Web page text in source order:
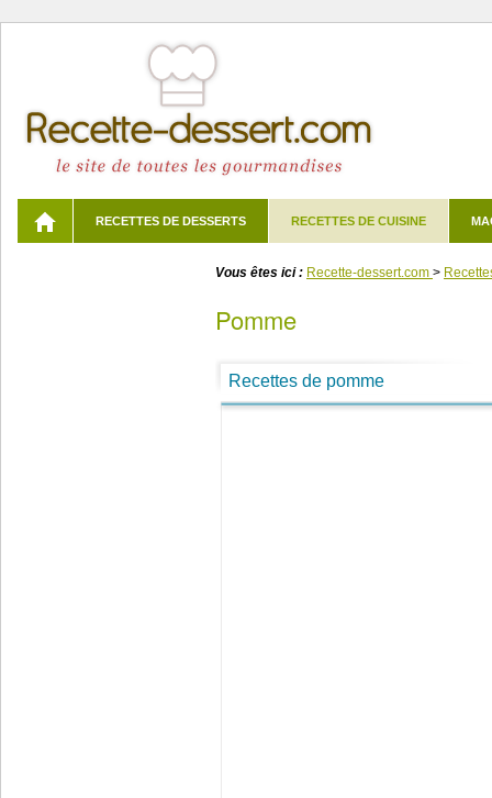
RECETTES DE DESSERTS RECETTES DE CUISINE
Vous êtes ici : Recette-dessert.com >
pomme
Recettes de pomme